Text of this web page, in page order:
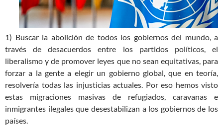
1) Buscar la abolición de todos los gobiernos del mundo, a
través de desacuerdos entre los partidos políticos, el
liberalismo y de promover leyes que no sean equitativas, para
forzar a la gente a elegir un gobierno global, que en teoría,
resolvería todas las injusticias actuales. Por eso hemos visto
estas migraciones masivas de refugiados, caravanas e
inmigrantes ilegales que desestabilizan a los gobiernos de los
países.